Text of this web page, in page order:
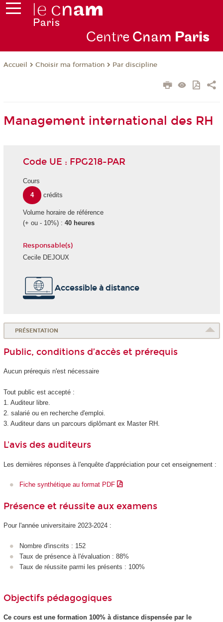
Centre Cnam Paris
Accueil Choisir ma formation Par discipline
Management international des RH
Code UE : FPG218-PAR
Cours
4
crédits
Volume horaire de référence
(+ ou - 10%) : 40 heures
Responsable(s)
Cecile DEJOUX
Accessible à distance
PRÉSENTATION
Public, conditions d’accès et prérequis
Aucun prérequis n'est nécessaire
Tout public est accepté :
1. Auditeur libre.
2. salarié ou en recherche d'emploi.
3. Auditeur dans un parcours diplômant ex Master RH.
L'avis des auditeurs
Les dernières réponses à l'enquête d'appréciation pour cet enseignement :
Fiche synthétique au format PDF
Présence et réussite aux examens
Pour l'année universitaire 2023-2024 :
Nombre d'inscrits : 152
Taux de présence à l'évaluation : 88%
Taux de réussite parmi les présents : 100%
Objectifs pédagogiques
Ce cours est une formation 100% à distance dispensée par le